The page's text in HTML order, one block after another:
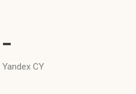
-
Yandex CY